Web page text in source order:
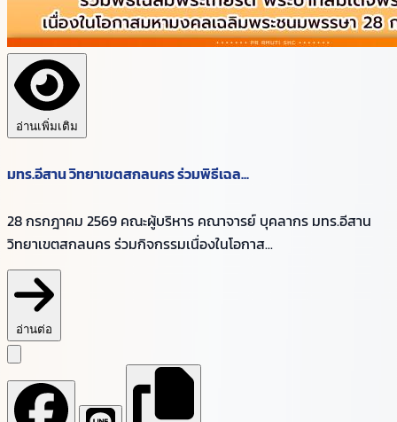
อ่านเพิ่มเติม
มทร.อีสาน วิทยาเขตสกลนคร ร่วมพิธีเฉล...
28 กรกฎาคม 2569 คณะผู้บริหาร คณาจารย์ บุคลากร มทร.อีสาน
วิทยาเขตสกลนคร ร่วมกิจกรรมเนื่องในโอกาส...
อ่านต่อ